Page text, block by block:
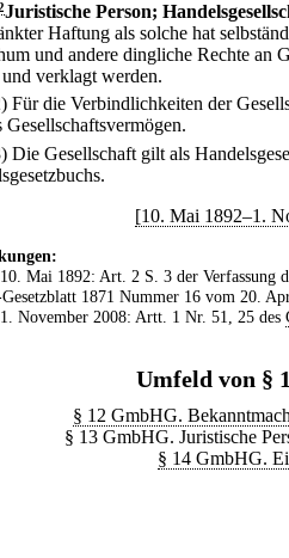
Juristische Person;
Haftung als solche hat
und andere dingliche Rechte an
verklagt werden.
Für die Verbindlichkeiten der
Gesellschaftsvermögen.
Die Gesellschaft gilt als
[10. Mai 1892–1.
. 10. Mai 1892: Art. 2 S. 3 der Verfassung
Gesetzblatt 1871 Nummer 16 vom 20.
November 2008: Artt. 1 Nr. 51, 25 des
Umfeld von §
§ 12 GmbHG.
§ 13 GmbHG. Juristische
§ 14 GmbHG.